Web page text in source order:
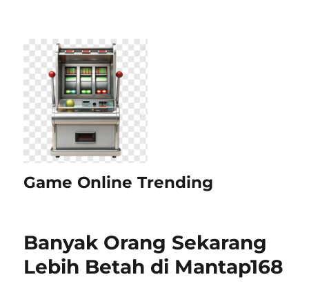
Game Online Trending
Banyak Orang Sekarang
Lebih Betah di Mantap168